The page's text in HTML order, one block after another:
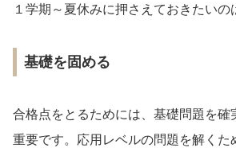
１学期～夏休みに押さえておきたいの
基礎を固める
合格点をとるためには、基礎問題を確
重要です。応用レベルの問題を解くた